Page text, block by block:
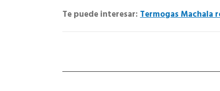
Te puede interesar:Termogas Machala